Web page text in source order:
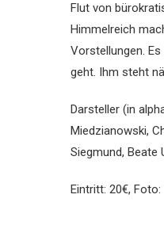
Flut von
Himmelreich
Vorstellungen.
geht. Ihm steht
Darsteller (in
Miedzianowski,
Siegmund, Beate
Eintritt: 20€,